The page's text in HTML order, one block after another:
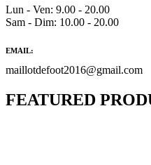
Lun - Ven: 9.00 - 20.00
Sam - Dim: 10.00 - 20.00
EMAIL:
maillotdefoot2016@gmail.com
FEATURED